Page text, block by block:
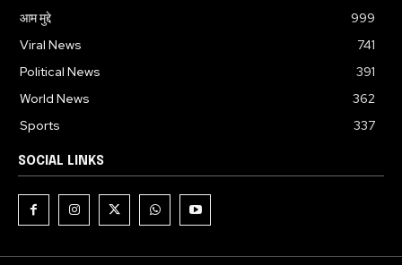
आम मुद्दे
999
Viral News
741
Political News
391
World News
362
Sports
337
SOCIAL LINKS